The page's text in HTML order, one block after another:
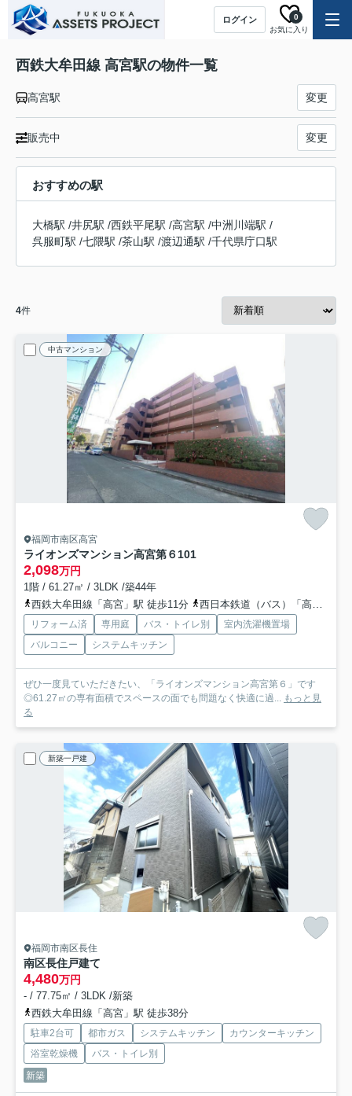
ログイン
お気に入り
0
西鉄大牟田線 高宮駅の物件一覧
高宮駅 変更
販売中 変更
おすすめの駅
大橋駅 /井尻駅 /西鉄平尾駅 /高宮駅 /中洲川端駅 /
呉服町駅 /七隈駅 /茶山駅 /渡辺通駅 /千代県庁口駅
4件
中古マンション
福岡市南区高宮
ライオンズマンション高宮第６ 101
2,098万円
1階 / 61.27㎡ / 3LDK /築44年
西鉄大牟田線「高宮」駅 徒歩11分
西日本鉄道（バス）「高宮二丁目」バス停下車 徒歩2分
リフォーム済 専用庭 バス・トイレ別
室内洗濯機置場
バルコニー
システムキッチン
ぜひ一度見ていただきたい、「ライオンズマンション高宮第６」です
◎61.27㎡の専有面積でスペースの面でも問題なく快適に過... もっと見
る
新築一戸建
福岡市南区長住
南区長住戸建て
4,480万円
- / 77.75㎡ / 3LDK /新築
西鉄大牟田線「高宮」駅 徒歩38分
駐車2台可 都市ガス システムキッチン
カウンターキッチン
浴室乾燥機
バス・トイレ別
新築